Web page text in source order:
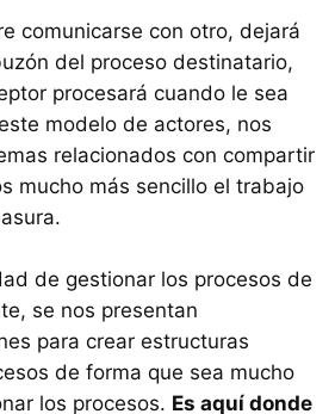
comunicarse con otro, dejará
del proceso destinatario,
procesará cuando le sea
modelo de actores, nos
relacionados con compartir
mucho más sencillo el trabajo
de gestionar los procesos de
se nos presentan
para crear estructuras
de forma que sea mucho
los procesos. Es aquí donde